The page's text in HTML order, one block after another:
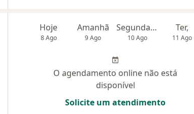
Hoje
8 Ago
Amanhã
9 Ago
Segunda-feira
10 Ago
Ter,
11 Ago
O agendamento online não está
disponível
Solicite um atendimento